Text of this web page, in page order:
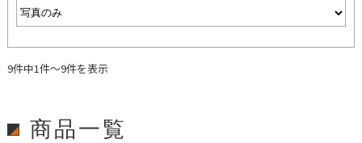
9件中1件～9件を表示
商品一覧